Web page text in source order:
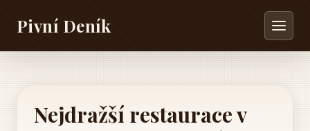
Pivní Deník
Nejdražší restaurace v